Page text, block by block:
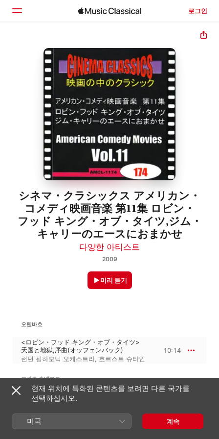
로그인
둘러보기
검색
シネマ・クラシックス アメリカン・
コメディ映画音楽 第11集 ロビン・
フッド キング・オブ・タイツ,ジム・
キャリーのエースにおまかせ
다양한 아티스트
2009
미리 듣기
오펜바흐
<ロビン・フッド キング・オブ・タイツ>
天国と地獄,序曲(オッフェンバック)
런던 필하모닉 오케스트라, 호르스트 슈타인
10:14
프란츠 슈베르트
겨울 나그네, D 911, Op. 89
<ケロッグ博士>歌曲「冬の旅」 作品89,
ルドルフ・クノール,アーネスト・
グラーシェル
4:30
현재 위치에 특화된 콘텐츠를 보려면 다른 국가를
선택하십시오.
미국 계속